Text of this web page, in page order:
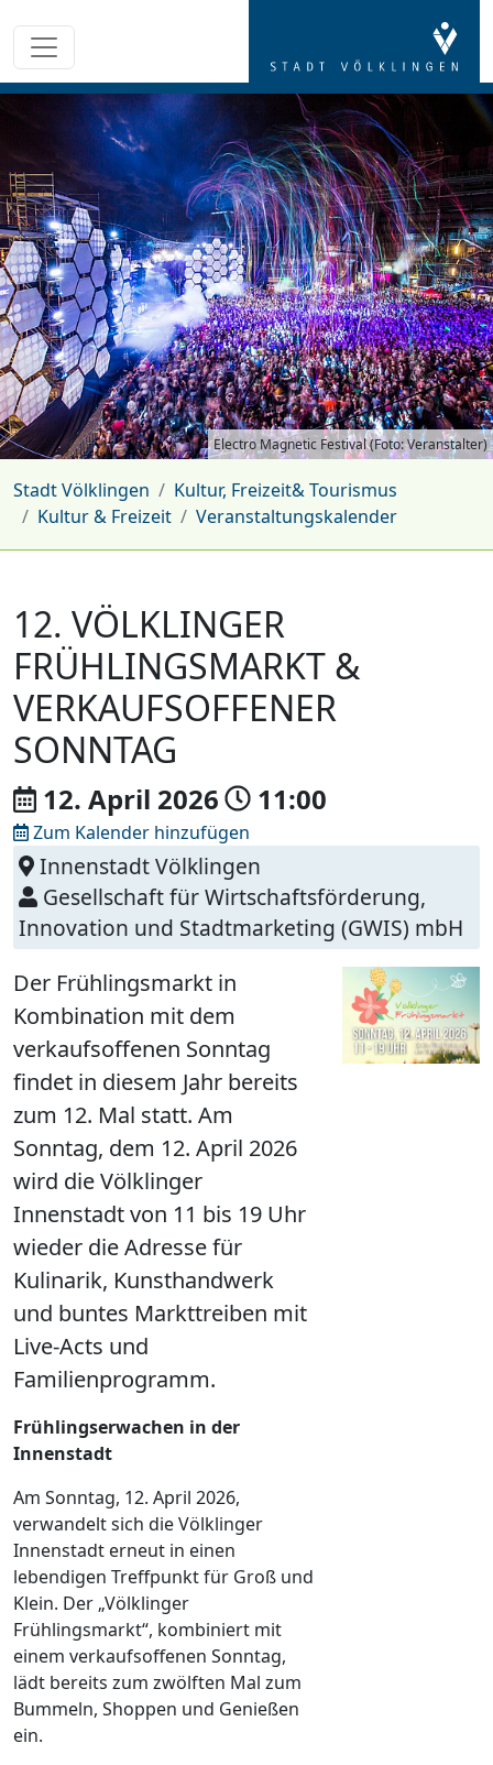
Electro Magnetic Festival (Foto: Veranstalter)
Stadt Völklingen
Kultur, Freizeit& Tourismus
Kultur & Freizeit
Veranstaltungskalender
12. VÖLKLINGER
FRÜHLINGSMARKT &
VERKAUFSOFFENER
SONNTAG
12. April 2026 11:00
Zum Kalender hinzufügen
Innenstadt Völklingen
Gesellschaft für Wirtschaftsförderung,
Innovation und Stadtmarketing (GWIS) mbH
Der Frühlingsmarkt in
Kombination mit dem
verkaufsoffenen Sonntag
findet in diesem Jahr bereits
zum 12. Mal statt. Am
Sonntag, dem 12. April 2026
wird die Völklinger
Innenstadt von 11 bis 19 Uhr
wieder die Adresse für
Kulinarik, Kunsthandwerk
und buntes Markttreiben mit
Live-Acts und
Familienprogramm.
Frühlingserwachen in der
Innenstadt
Am Sonntag, 12. April 2026,
verwandelt sich die Völklinger
Innenstadt erneut in einen
lebendigen Treffpunkt für Groß und
Klein. Der „Völklinger
Frühlingsmarkt“, kombiniert mit
einem verkaufsoffenen Sonntag,
lädt bereits zum zwölften Mal zum
Bummeln, Shoppen und Genießen
ein.